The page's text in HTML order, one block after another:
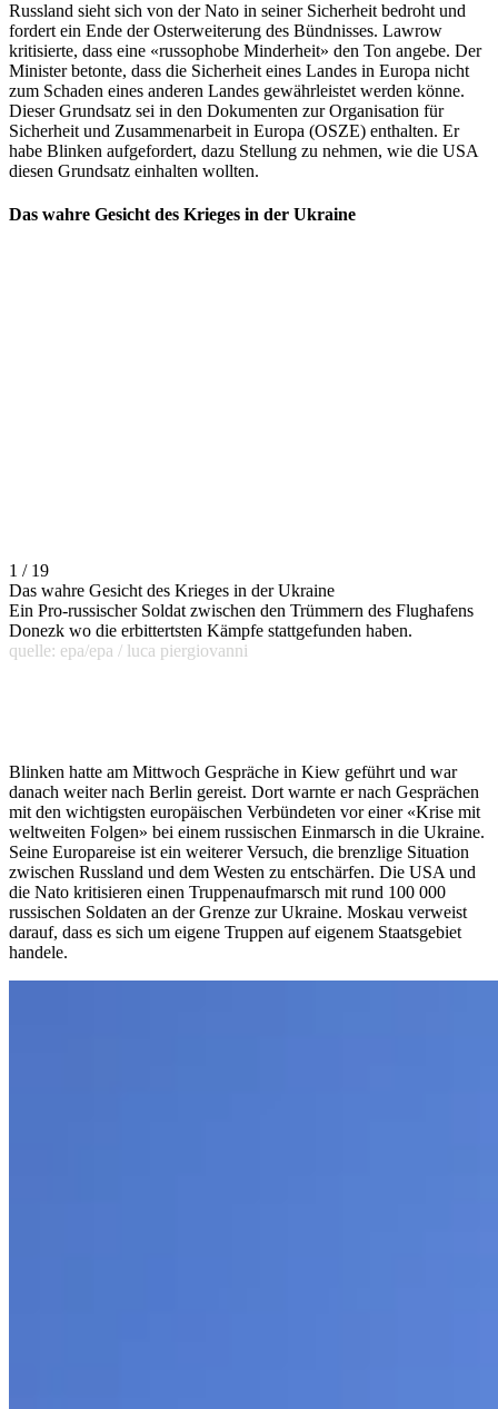
Russland sieht sich von der Nato in seiner Sicherheit bedroht und
fordert ein Ende der Osterweiterung des Bündnisses. Lawrow
kritisierte, dass eine «russophobe Minderheit» den Ton angebe. Der
Minister betonte, dass die Sicherheit eines Landes in Europa nicht
zum Schaden eines anderen Landes gewährleistet werden könne.
Dieser Grundsatz sei in den Dokumenten zur Organisation für
Sicherheit und Zusammenarbeit in Europa (OSZE) enthalten. Er
habe Blinken aufgefordert, dazu Stellung zu nehmen, wie die USA
diesen Grundsatz einhalten wollten.
Das wahre Gesicht des Krieges in der Ukraine
1 / 19
Das wahre Gesicht des Krieges in der Ukraine
Ein Pro-russischer Soldat zwischen den Trümmern des Flughafens
Donezk wo die erbittertsten Kämpfe stattgefunden haben.
quelle: epa/epa / luca piergiovanni
Blinken hatte am Mittwoch Gespräche in Kiew geführt und war
danach weiter nach Berlin gereist. Dort warnte er nach Gesprächen
mit den wichtigsten europäischen Verbündeten vor einer «Krise mit
weltweiten Folgen» bei einem russischen Einmarsch in die Ukraine.
Seine Europareise ist ein weiterer Versuch, die brenzlige Situation
zwischen Russland und dem Westen zu entschärfen. Die USA und
die Nato kritisieren einen Truppenaufmarsch mit rund 100 000
russischen Soldaten an der Grenze zur Ukraine. Moskau verweist
darauf, dass es sich um eigene Truppen auf eigenem Staatsgebiet
handele.